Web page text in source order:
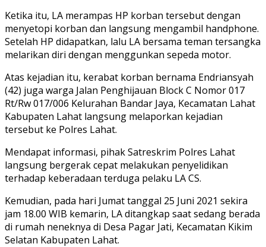
Ketika itu, LA merampas HP korban tersebut dengan
menyetopi korban dan langsung mengambil handphone.
Setelah HP didapatkan, lalu LA bersama teman tersangka
melarikan diri dengan menggunkan sepeda motor.
Atas kejadian itu, kerabat korban bernama Endriansyah
(42) juga warga Jalan Penghijauan Block C Nomor 017
Rt/Rw 017/006 Kelurahan Bandar Jaya, Kecamatan Lahat
Kabupaten Lahat langsung melaporkan kejadian
tersebut ke Polres Lahat.
Mendapat informasi, pihak Satreskrim Polres Lahat
langsung bergerak cepat melakukan penyelidikan
terhadap keberadaan terduga pelaku LA CS.
Kemudian, pada hari Jumat tanggal 25 Juni 2021 sekira
jam 18.00 WIB kemarin, LA ditangkap saat sedang berada
di rumah neneknya di Desa Pagar Jati, Kecamatan Kikim
Selatan Kabupaten Lahat.